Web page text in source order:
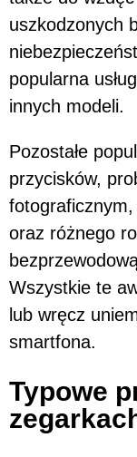
uszkodzonych
popularna
innych modeli.
Pozostałe
przycisków,
fotograficznym,
oraz różnego
Wszystkie te
lub wręcz
smartfona.
Typowe